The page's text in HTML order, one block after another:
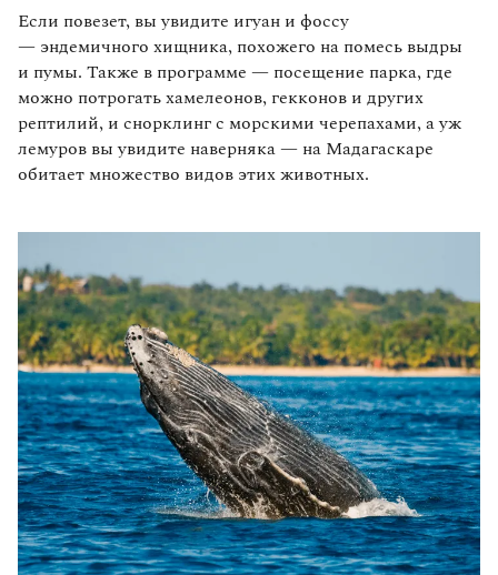
Если повезет, вы увидите игуан и фоссу
— эндемичного хищника, похожего на помесь выдры
и пумы. Также в программе — посещение парка, где
можно потрогать хамелеонов, гекконов и других
рептилий, и снорклинг с морскими черепахами, а уж
лемуров вы увидите наверняка — на Мадагаскаре
обитает множество видов этих животных.